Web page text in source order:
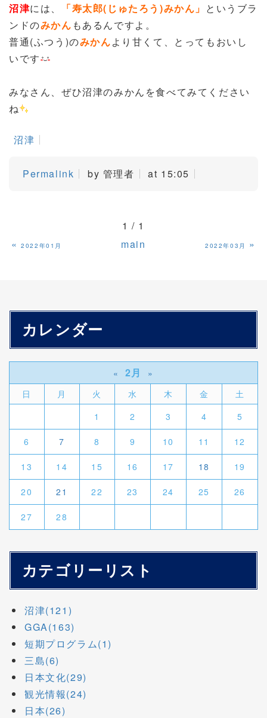
沼津には、 「寿太郎(じゅたろう)みかん」 というブラ
ンドのみかん もあるんですよ。
普通(ふつう)のみかんより甘くて、とってもおいし
いです
みなさん、ぜひ沼津のみかんを食べてみてください
ね
沼津
Permalink by 管理者 at 15:05
1 / 1
«2022年01月 main 2022年03月 »
カレンダー
« 2月
»
日
月 火 水 木 金
土
1
2 3 4 5
6 7 8 9 10 11 12
13 14 15 16 17 18 19
20 21 22 23 24 25 26
27 28
カテゴリーリスト
沼津(121)
GGA(163)
短期プログラム(1)
三島(6)
日本文化(29)
観光情報(24)
日本(26)